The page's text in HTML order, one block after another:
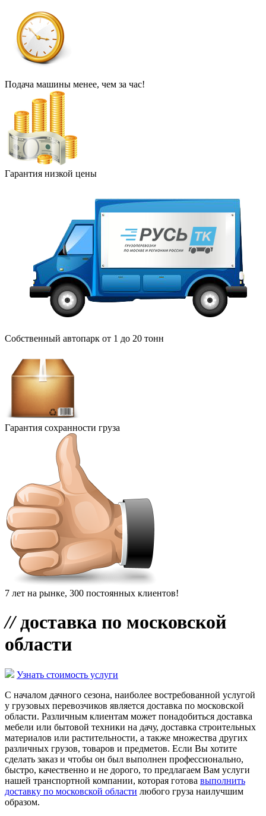
Подача машины менее, чем за час!
Гарантия низкой цены
Собственный автопарк от 1 до 20 тонн
Гарантия сохранности груза
7 лет на рынке, 300 постоянных клиентов!
//доставка по московской
области
Узнать стоимость услуги
С началом дачного сезона, наиболее востребованной услугой
у грузовых перевозчиков является доставка по московской
области. Различным клиентам может понадобиться доставка
мебели или бытовой техники на дачу, доставка строительных
материалов или растительности, а также множества других
различных грузов, товаров и предметов. Если Вы хотите
сделать заказ и чтобы он был выполнен профессионально,
быстро, качественно и не дорого, то предлагаем Вам услуги
нашей транспортной компании, которая готова выполнить
доставку по московской области любого груза наилучшим
образом.